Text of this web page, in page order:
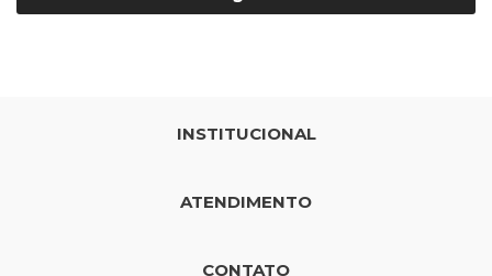
INSTITUCIONAL
ATENDIMENTO
CONTATO